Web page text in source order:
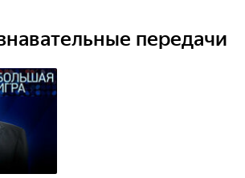
передачи